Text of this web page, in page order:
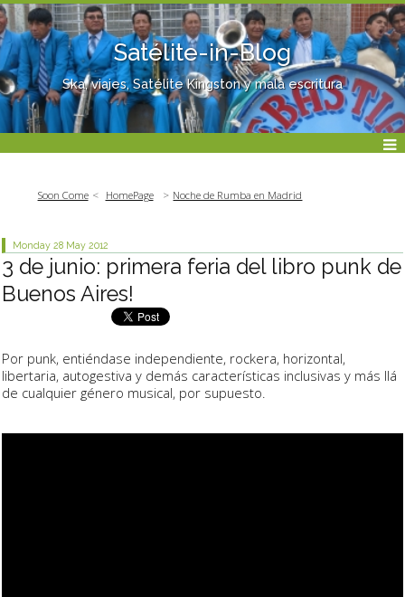
Satélite-in-Blog
Ska, viajes, Satélite Kingston y mala escritura
Soon Come HomePage Noche de Rumba en Madrid
Monday 28 May 2012
3 de junio: primera feria del libro punk de
Buenos Aires!
Por punk, entiéndase independiente, rockera, horizontal,
libertaria, autogestiva y demás características inclusivas y más llá
de cualquier género musical, por supuesto.